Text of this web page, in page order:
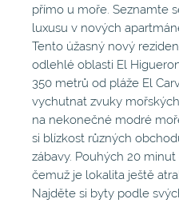
přímo u moře. Seznamte
luxusu v nových
Tento úžasný nový
odlehlé oblasti El
350 metrů od pláže El
vychutnat zvuky
na nekonečné modré
si blízkost různých
zábavy. Pouhých 20
čemuž je lokalita ještě
Najděte si byty podle